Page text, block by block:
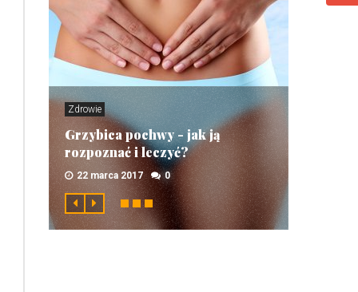
Zdrowie
Grzybica pochwy - jak ją
rozpoznać i leczyć?
22 marca 2017 0